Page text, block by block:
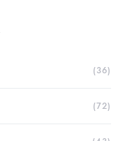
(36)
(72)